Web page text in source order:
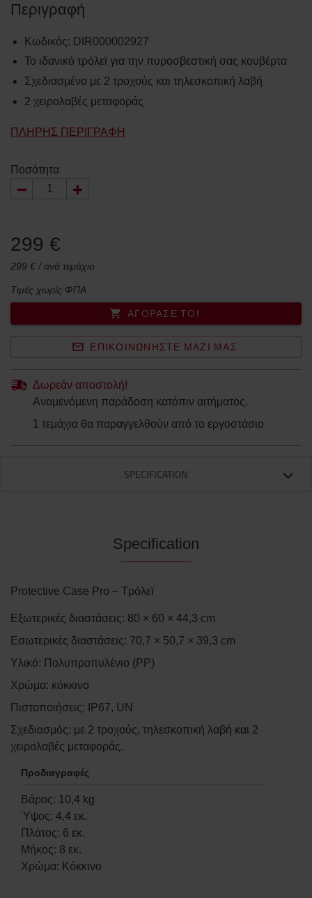
Περιγραφή
Κωδικός: DIR000002927
Το ιδανικό τρόλεϊ για την πυροσβεστική σας κουβέρτα
Σχεδιασμένο με 2 τροχούς και τηλεσκοπική λαβή
2 χειρολαβές μεταφοράς
ΠΛΉΡΗΣ ΠΕΡΙΓΡΑΦΉ
Ποσότητα
299 €
299 € / ανά τεμάχιο
Τιμές χωρίς ΦΠΑ
ΑΓΌΡΑΣΈ ΤΟ!
ΕΠΙΚΟΙΝΩΝΉΣΤΕ ΜΑΖΊ ΜΑΣ
Δωρεάν αποστολή!
Αναμενόμενη παράδοση κατόπιν αιτήματος.
1 τεμάχια θα παραγγελθούν από το εργοστάσιο
SPECIFICATION
Specification
Protective Case Pro – Τρόλεϊ
Εξωτερικές διαστάσεις: 80 × 60 × 44,3 cm
Εσωτερικές διαστάσεις: 70,7 × 50,7 × 39,3 cm
Υλικό: Πολυπροπυλένιο (PP)
Χρώμα: κόκκινο
Πιστοποιήσεις: IP67, UN
Σχεδιασμός: με 2 τροχούς, τηλεσκοπική λαβή και 2
χειρολαβές μεταφοράς.
Προδιαγραφές
Βάρος: 10,4 kg
Ύψος: 4,4 εκ.
Πλάτος: 6 εκ.
Μήκος: 8 εκ.
Χρώμα: Κόκκινο